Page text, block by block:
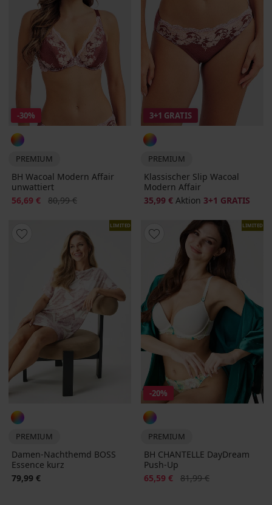
-30%
PREMIUM
BH Wacoal Modern Affair
unwattiert
Rabatt
56,69 € Alter Preis
80,99 €
3+1 GRATIS
PREMIUM
Klassischer Slip Wacoal
Modern Affair
35,99 € Aktion 3+1 GRATIS
LIMITED
PREMIUM
Damen-Nachthemd BOSS
Essence kurz
79,99 €
LIMITED
-20%
PREMIUM
BH CHANTELLE DayDream
Push-Up
Rabatt
65,59 € Alter Preis
81,99 €